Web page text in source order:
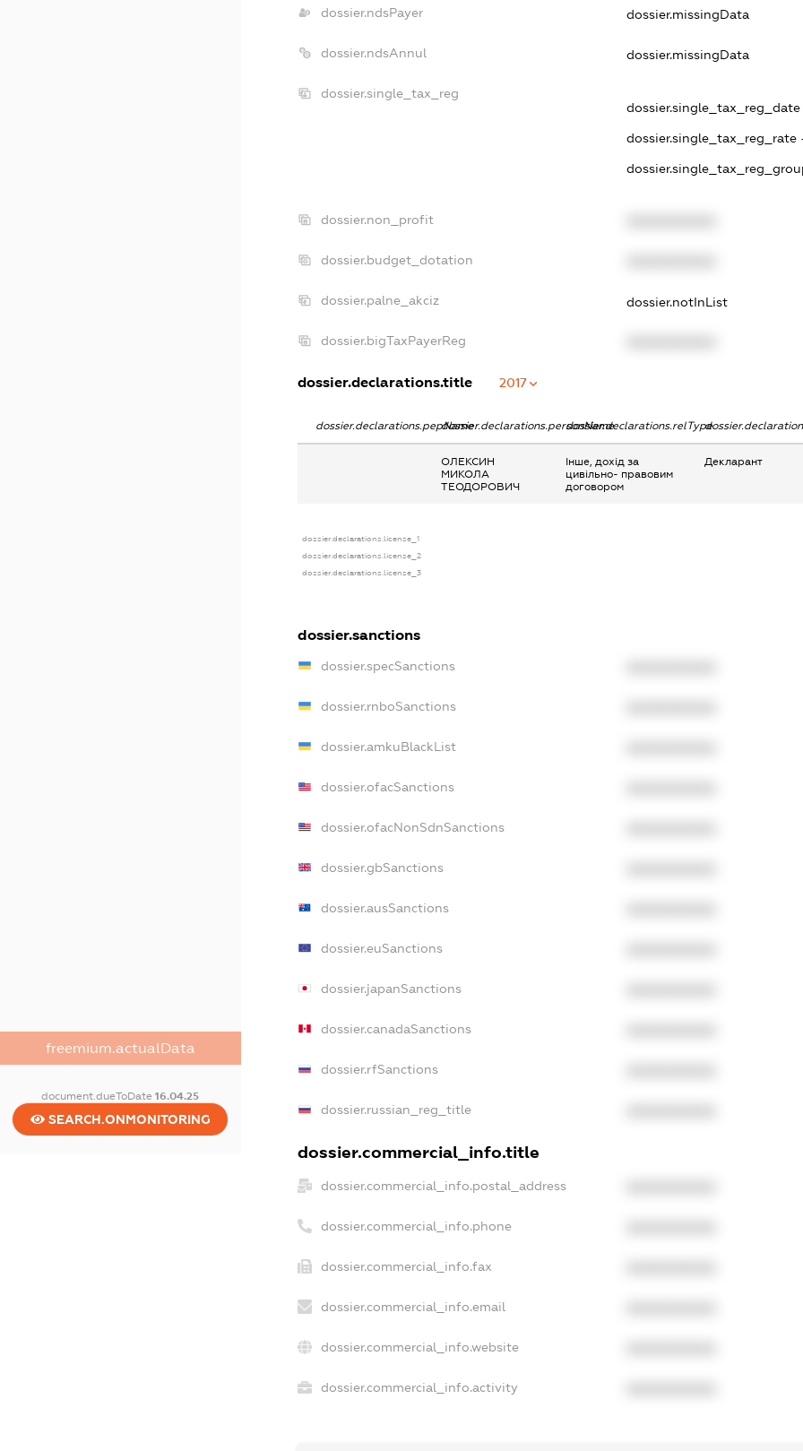
freemium.actualData
document.dueToDate16.04.25
SEARCH.ONMONITORING
dossier.ndsPayer dossier.missingData
dossier.ndsAnnul dossier.missingData
dossier.single_tax_reg
dossier.single_tax_reg_date -
dossier.single_tax_reg_rate
dossier.non_profit
dossier.budget_dotation
dossier.palne_akciz dossier.notInList
dossier.bigTaxPayerReg
dossier.declarations.title 2017
dossier.declarations.pepNamedossier.declarations.personNamedossier.declarations.relType
ОЛЕКСИН
МИКОЛА
ТЕОДОРОВИЧ
Інше, дохід за
цивільно- правовим
договором
Декларант
dossier.declarations.license_1
dossier.declarations.license_2
dossier.declarations.license_3
dossier.sanctions
dossier.specSanctions
dossier.rnboSanctions
dossier.amkuBlackList
dossier.ofacSanctions
dossier.ofacNonSdnSanctions
dossier.gbSanctions
dossier.ausSanctions
dossier.euSanctions
dossier.japanSanctions
dossier.canadaSanctions
dossier.rfSanctions
dossier.russian_reg_title
dossier.commercial_info.title
dossier.commercial_info.postal_address
dossier.commercial_info.phone
dossier.commercial_info.fax
dossier.commercial_info.email
dossier.commercial_info.website
dossier.commercial_info.activity